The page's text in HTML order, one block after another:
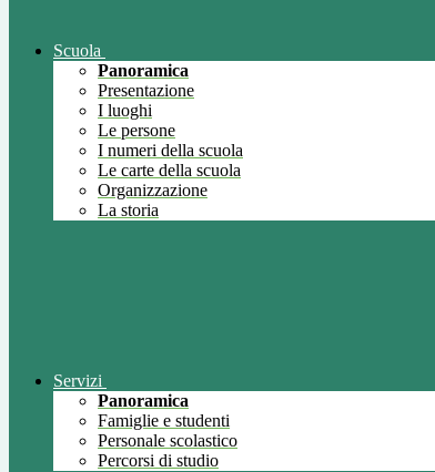
Scuola
Panoramica
Presentazione
I luoghi
Le persone
I numeri della scuola
Le carte della scuola
Organizzazione
La storia
Servizi
Panoramica
Famiglie e studenti
Personale scolastico
Percorsi di studio